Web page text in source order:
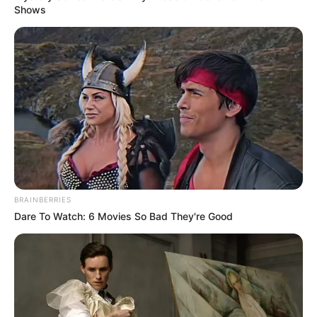
ACTIVAR AHORA
TEMAS DESTACADOS
RECIBO DEL AGUA
LOCALIDAD DE USAQUÉN
CUNDINAMARCA
DESAPARECIDOS
CORTES DE LUZ
LOCALIDAD DE ENGATIVÁ
REGIOTRAM DE OCCIDENTE
LOCALIDAD DE SUBA
Shows
BRAINBERRIES
Dare To Watch: 6 Movies So Bad They're Good